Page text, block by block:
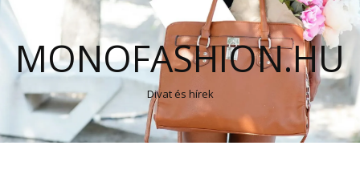
MONOFASHION.HU
Divat és hírek